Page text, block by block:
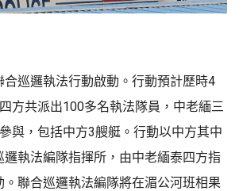
合巡邏執法行動啟動。行動預計歷時4
方共派出100多名執法隊員，中老緬三
與，包括中方3艘艇。行動以中方其中
邏執法編隊指揮所，由中老緬泰四方指
聯合巡邏執法編隊將在湄公河班相果